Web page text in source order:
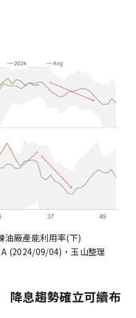
廠產能利用率(下)
(2024/09/04)，玉山整理
降息趨勢確立可續布